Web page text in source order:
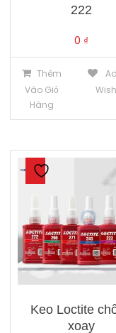
222
0 ₫
Thêm
Vào Giỏ
Hàng
Keo Loctite
xoay